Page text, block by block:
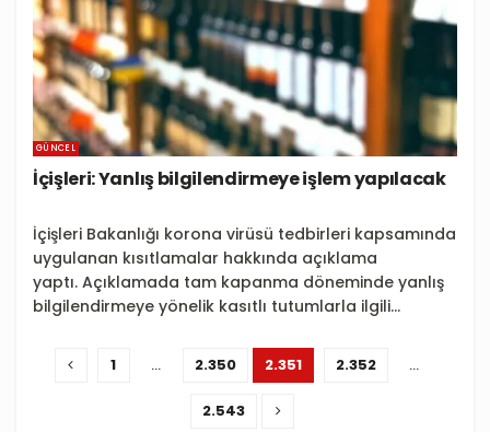
GÜNCEL
İçişleri: Yanlış bilgilendirmeye işlem yapılacak
İçişleri Bakanlığı korona virüsü tedbirleri kapsamında
uygulanan kısıtlamalar hakkında açıklama
yaptı. Açıklamada tam kapanma döneminde yanlış
bilgilendirmeye yönelik kasıtlı tutumlarla ilgili...
1 … 2.350 2.351 2.352 …
2.543